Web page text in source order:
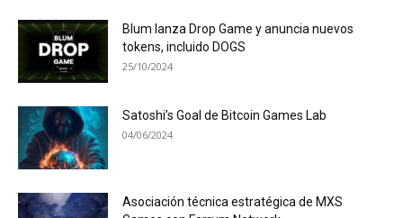
Blum lanza Drop Game y anuncia nuevos
tokens, incluido DOGS
25/10/2024
Satoshi’s Goal de Bitcoin Games Lab
04/06/2024
Asociación técnica estratégica de MXS